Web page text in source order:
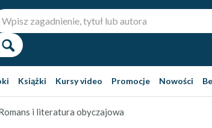
Książki Kursy video Promocje Nowości
i literatura obyczajowa